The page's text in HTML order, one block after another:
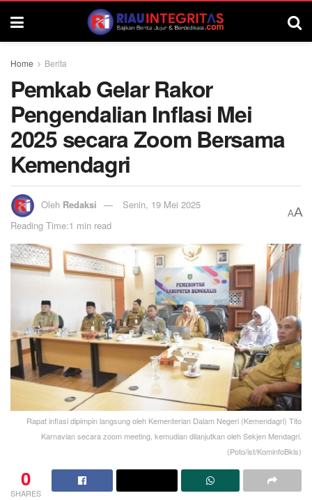
Home Berita
Pemkab Gelar Rakor
Pengendalian Inflasi Mei
2025 secara Zoom Bersama
Kemendagri
Oleh Redaksi
Senin, 19 Mei 2025
Reading Time:1 min read
AA
Rapat inflasi dipimpin langsung oleh Kementerian Dalam Negeri (Kemendagri) Tito
Karnavian secara zoom meeting, kemudian dilanjutkan oleh Sekjen Mendagri.
(Poto/ist/KominfoBkls)
0
SHARES